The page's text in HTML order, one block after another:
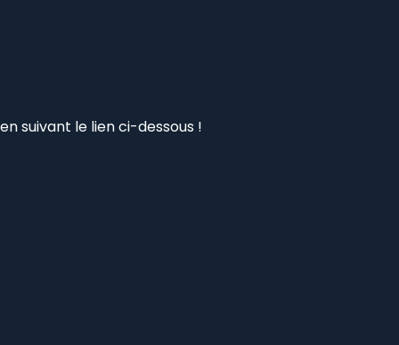
suivant le lien ci-dessous !